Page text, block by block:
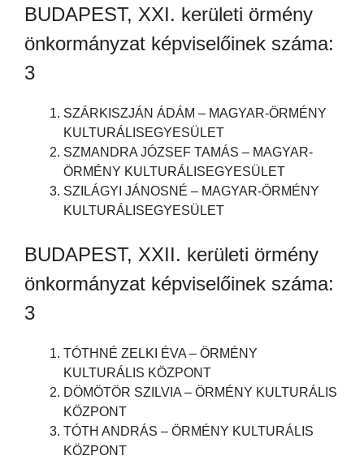
BUDAPEST, XXI. kerületi örmény
önkormányzat képviselőinek száma:
3
SZÁRKISZJÁN ÁDÁM – MAGYAR-ÖRMÉNY
KULTURÁLISEGYESÜLET
SZMANDRA JÓZSEF TAMÁS – MAGYAR-
ÖRMÉNY KULTURÁLISEGYESÜLET
SZILÁGYI JÁNOSNÉ – MAGYAR-ÖRMÉNY
KULTURÁLISEGYESÜLET
BUDAPEST, XXII. kerületi örmény
önkormányzat képviselőinek száma:
3
TÓTHNÉ ZELKI ÉVA – ÖRMÉNY
KULTURÁLIS KÖZPONT
DÖMÖTÖR SZILVIA – ÖRMÉNY KULTURÁLIS
KÖZPONT
TÓTH ANDRÁS – ÖRMÉNY KULTURÁLIS
KÖZPONT